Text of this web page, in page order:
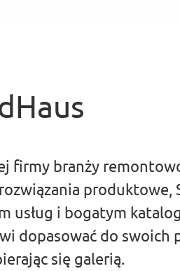
firmy branży
produktowe,
usług i bogatym
dopasować do swoich
się galerią.